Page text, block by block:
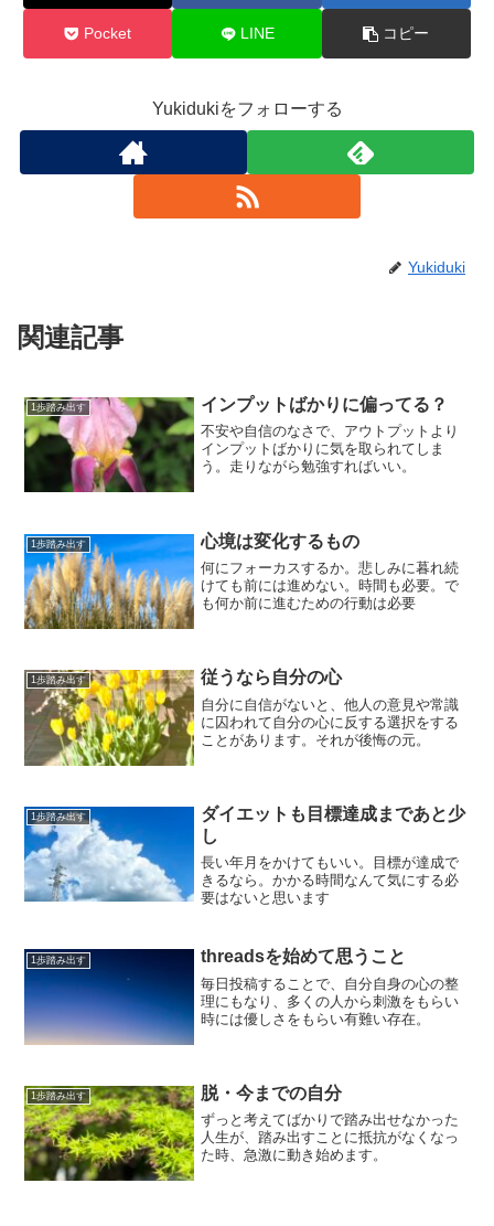
Pocket LINE コピー
Yukidukiをフォローする
Yukiduki
関連記事
1歩踏み出す インプットばかりに偏ってる？
不安や自信のなさで、アウトプットより
インプットばかりに気を取られてしま
う。走りながら勉強すればいい。
1歩踏み出す 心境は変化するもの
何にフォーカスするか。悲しみに暮れ続
けても前には進めない。時間も必要。で
も何か前に進むための行動は必要
1歩踏み出す 従うなら自分の心
自分に自信がないと、他人の意見や常識
に囚われて自分の心に反する選択をする
ことがあります。それが後悔の元。
1歩踏み出す
ダイエットも目標達成まであと少
し
長い年月をかけてもいい。目標が達成で
きるなら。かかる時間なんて気にする必
要はないと思います
1歩踏み出す threadsを始めて思うこと
毎日投稿することで、自分自身の心の整
理にもなり、多くの人から刺激をもらい
時には優しさをもらい有難い存在。
1歩踏み出す 脱・今までの自分
ずっと考えてばかりで踏み出せなかった
人生が、踏み出すことに抵抗がなくなっ
た時、急激に動き始めます。